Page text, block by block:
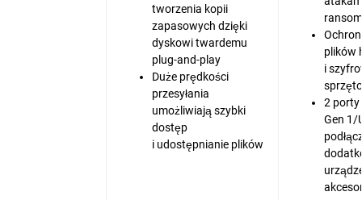
tworzenia kopii
zapasowych dzięki
dyskowi twardemu
plug-and-play
Duże prędkości
przesyłania
umożliwiają szybki
dostęp
i udostępnianie plików
plików
i
2 porty
Gen 1/